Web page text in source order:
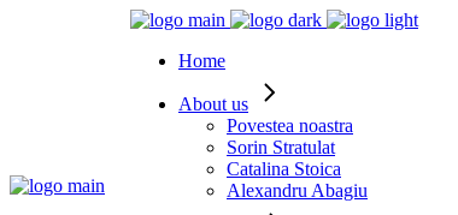
Home
About us
Povestea noastra
Sorin Stratulat
Catalina Stoica
Alexandru Abagiu